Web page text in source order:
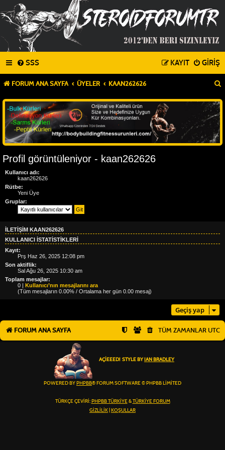
SSS GIRIŞ
KAYIT
FORUM ANA SAYFA ÜYELER KAAN262626
Profil görüntüleniyor - kaan262626
Kullanıcı adı:
kaan262626
Rütbe:
Yeni Üye
Gruplar:
İLETIŞIM KAAN262626
KULLANICI ISTATISTIKLERI
Kayıt:
Prş Haz 26, 2025 12:08 pm
Son aktiflik:
Sal Ağu 26, 2025 10:30 am
Toplam mesajlar:
0 | Kullanıcı’nın mesajlarını ara
(Tüm mesajların 0.00% / Ortalama her gün 0.00 mesaj)
Geçiş yap
FORUM ANA SAYFA TÜM ZAMANLAR UTC
AÇIEEED! STYLE BY IAN BRADLEY
POWERED BY PHPBB® FORUM SOFTWARE © PHPBB LIMITED
TÜRKÇE ÇEVIRI: PHPBB TÜRKIYE& TÜRKIYE FORUM
GIZLILIK
KOŞULLAR